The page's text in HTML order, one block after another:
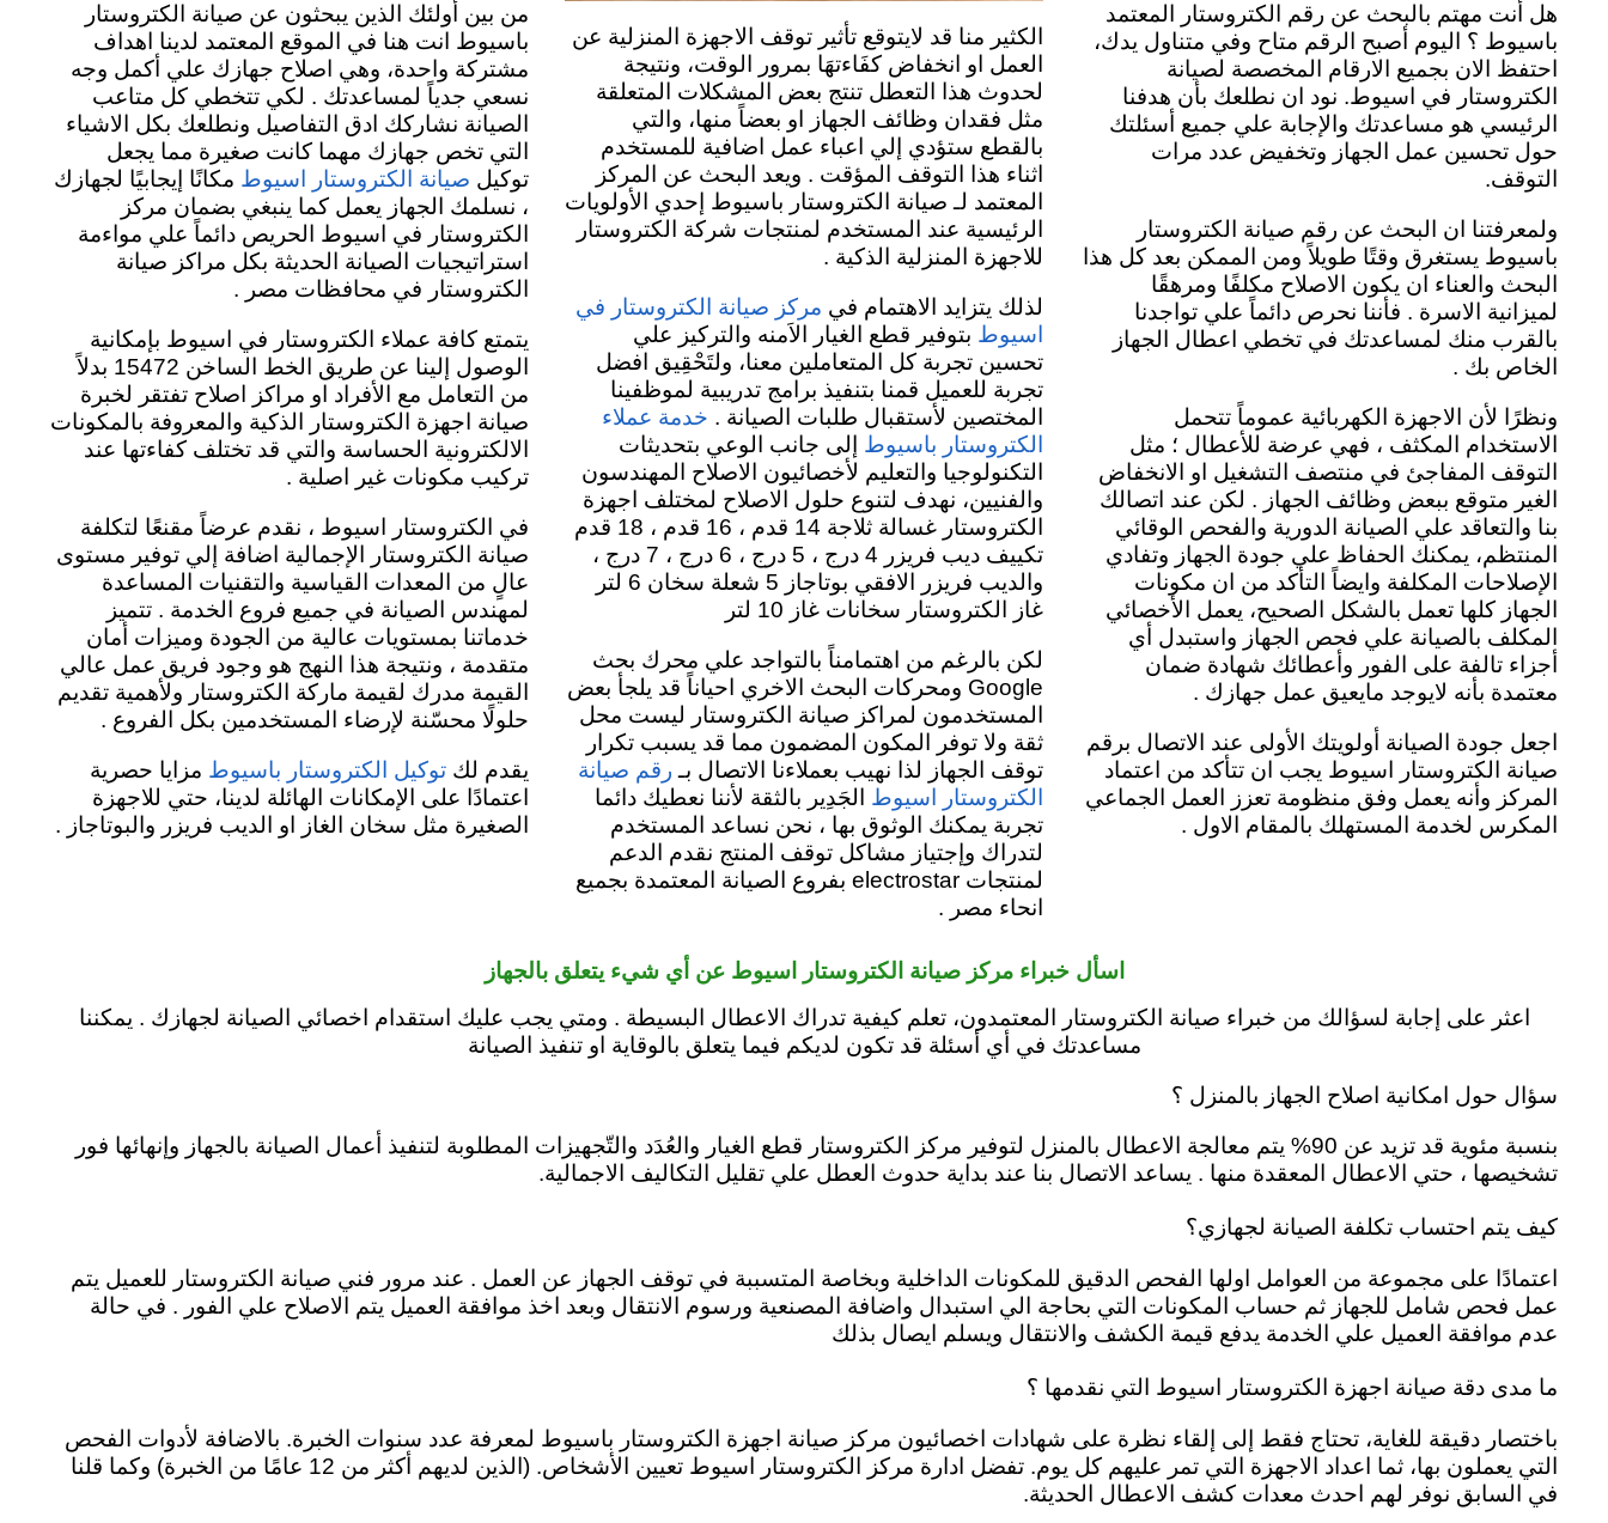
من بين أولئك الذين يبحثون عن صيانة الكتروستار
باسيوط انت هنا في الموقع المعتمد لدينا اهداف
مشتركة واحدة، وهي اصلاح جهازك علي أكمل وجه
نسعي جدياً لمساعدتك . لكي تتخطي كل متاعب
الصيانة نشاركك ادق التفاصيل ونطلعك بكل الاشياء
التي تخص جهازك مهما كانت صغيرة مما يجعل
توكيل صيانة الكتروستار اسيوط مكانًا إيجابيًا لجهازك
، نسلمك الجهاز يعمل كما ينبغي بضمان مركز
الكتروستار في اسيوط الحريص دائماً علي مواءمة
استراتيجيات الصيانة الحديثة بكل مراكز صيانة
الكتروستار في محافظات مصر .
يتمتع كافة عملاء الكتروستار في اسيوط بإمكانية
الوصول إلينا عن طريق الخط الساخن 15472 بدلاً
من التعامل مع الأفراد او مراكز اصلاح تفتقر لخبرة
صيانة اجهزة الكتروستار الذكية والمعروفة بالمكونات
الالكترونية الحساسة والتي قد تختلف كفاءتها عند
تركيب مكونات غير اصلية .
في الكتروستار اسيوط ، نقدم عرضاً مقنعًا لتكلفة
صيانة الكتروستار الإجمالية اضافة إلي توفير مستوى
عالٍ من المعدات القياسية والتقنيات المساعدة
لمهندس الصيانة في جميع فروع الخدمة . تتميز
خدماتنا بمستويات عالية من الجودة وميزات أمان
متقدمة ، ونتيجة هذا النهج هو وجود فريق عمل عالي
القيمة مدرك لقيمة ماركة الكتروستار ولأهمية تقديم
حلولًا محسّنة لإرضاء المستخدمين بكل الفروع .
يقدم لك توكيل الكتروستار باسيوط مزايا حصرية
اعتمادًا على الإمكانات الهائلة لدينا، حتي للاجهزة
الصغيرة مثل سخان الغاز او الديب فريزر والبوتاجاز .
الكثير منا قد لايتوقع تأثير توقف الاجهزة المنزلية عن
العمل او انخفاض كفَاءتهَا بمرور الوقت، ونتيجة
لحدوث هذا التعطل تنتج بعض المشكلات المتعلقة
مثل فقدان وظائف الجهاز او بعضاً منها، والتي
بالقطع ستؤدي إلي اعباء عمل اضافية للمستخدم
اثناء هذا التوقف المؤقت . ويعد البحث عن المركز
المعتمد لـ صيانة الكتروستار باسيوط إحدي الأولويات
الرئيسية عند المستخدم لمنتجات شركة الكتروستار
للاجهزة المنزلية الذكية .
لذلك يتزايد الاهتمام في مركز صيانة الكتروستار في
اسيوط بتوفير قطع الغيار الاَمنه والتركيز علي
تحسين تجربة كل المتعاملين معنا، ولتَحْقِيق افضل
تجربة للعميل قمنا بتنفيذ برامج تدريبية لموظفينا
المختصين لأستقبال طلبات الصيانة . خدمة عملاء
الكتروستار باسيوط
إلى جانب الوعي بتحديثات
التكنولوجيا والتعليم لأخصائيون الاصلاح المهندسون
والفنيين، نهدف لتنوع حلول الاصلاح لمختلف اجهزة
الكتروستار غسالة ثلاجة 14 قدم ، 16 قدم ، 18 قدم
تكييف ديب فريزر 4 درج ، 5 درج ، 6 درج ، 7 درج ،
والديب فريزر الافقي بوتاجاز 5 شعلة سخان 6 لتر
غاز الكتروستار سخانات غاز 10 لتر
لكن بالرغم من اهتمامناً بالتواجد علي محرك بحث
Google ومحركات البحث الاخري احياناً قد يلجأ بعض
المستخدمون لمراكز صيانة الكتروستار ليست محل
ثقة ولا توفر المكون المضمون مما قد يسبب تكرار
توقف الجهاز لذا نهيب بعملاءنا الاتصال بـ رقم صيانة
الكتروستار اسيوط
الجَدِير بالثقة لأننا نعطيك دائما
تجربة يمكنك الوثوق بها ، نحن نساعد المستخدم
لتدراك وإجتياز مشاكل توقف المنتج نقدم
الدعم
لمنتجات electrostar بفروع الصيانة المعتمدة بجميع
انحاء مصر .
هل أنت مهتم بالبحث عن رقم الكتروستار المعتمد
باسيوط ؟ اليوم أصبح الرقم متاح وفي متناول يدك،
احتفظ الان بجميع الارقام المخصصة لصيانة
الكتروستار في اسيوط. نود ان نطلعك بأن هدفنا
الرئيسي هو مساعدتك والإجابة علي جميع أسئلتك
حول تحسين عمل الجهاز وتخفيض عدد مرات
التوقف.
ولمعرفتنا ان البحث عن رقم صيانة الكتروستار
باسيوط يستغرق وقتًا طويلاً ومن الممكن بعد كل هذا
البحث والعناء ان يكون الاصلاح مكلفًا ومرهقًا
لميزانية الاسرة . فأننا نحرص دائماً علي تواجدنا
بالقرب منك لمساعدتك في تخطي اعطال الجهاز
الخاص بك .
ونظرًا لأن الاجهزة الكهربائية عموماً تتحمل
الاستخدام المكثف ، فهي عرضة للأعطال ؛ مثل
التوقف المفاجئ في منتصف التشغيل او الانخفاض
الغير متوقع ببعض وظائف الجهاز . لكن عند اتصالك
بنا والتعاقد علي الصيانة الدورية والفحص الوقائي
المنتظم، يمكنك الحفاظ علي جودة الجهاز وتفادي
الإصلاحات المكلفة وايضاً التأكد من ان مكونات
الجهاز كلها تعمل بالشكل الصحيح، يعمل الأخصائي
المكلف بالصيانة علي فحص الجهاز واستبدل أي
أجزاء تالفة على الفور وأعطائك شهادة ضمان
معتمدة بأنه لايوجد مايعيق عمل جهازك .
اجعل جودة الصيانة أولويتك الأولى عند الاتصال برقم
صيانة الكتروستار اسيوط يجب ان تتأكد من اعتماد
المركز وأنه يعمل وفق منظومة تعزز العمل الجماعي
المكرس لخدمة المستهلك بالمقام الاول .
اسأل خبراء مركز صيانة الكتروستار اسيوط عن أي شيء يتعلق بالجهاز
اعثر على إجابة لسؤالك من خبراء صيانة الكتروستار المعتمدون، تعلم كيفية تدراك الاعطال البسيطة . ومتي يجب عليك استقدام اخصائي الصيانة لجهازك . يمكننا
مساعدتك في أي أسئلة قد تكون لديكم فيما يتعلق بالوقاية او تنفيذ الصيانة
سؤال حول امكانية اصلاح الجهاز بالمنزل ؟
بنسبة مئوية قد تزيد عن 90% يتم معالجة الاعطال بالمنزل لتوفير مركز الكتروستار قطع الغيار والعُدَد والتّجهيزات المطلوبة لتنفيذ أعمال الصيانة بالجهاز
وإنهائها فور
تشخيصها ، حتي الاعطال المعقدة منها . يساعد الاتصال بنا عند بداية حدوث العطل علي تقليل التكاليف الاجمالية.
كيف يتم احتساب تكلفة الصيانة لجهازي؟
اعتمادًا على مجموعة من العوامل اولها الفحص الدقيق للمكونات الداخلية وبخاصة المتسببة في توقف الجهاز عن العمل . عند مرور فني صيانة الكتروستار للعميل يتم
عمل فحص شامل للجهاز ثم حساب المكونات التي بحاجة الي استبدال واضافة المصنعية ورسوم الانتقال وبعد اخذ موافقة العميل يتم الاصلاح علي الفور . في حالة
عدم موافقة العميل علي الخدمة يدفع قيمة الكشف والانتقال ويسلم ايصال بذلك
ما مدى دقة صيانة اجهزة الكتروستار اسيوط التي نقدمها ؟
باختصار دقيقة للغاية، تحتاج فقط إلى إلقاء نظرة على شهادات اخصائيون مركز صيانة اجهزة الكتروستار باسيوط لمعرفة عدد سنوات الخبرة. بالاضافة لأدوات الفحص
التي يعملون بها، ثما اعداد الاجهزة التي تمر عليهم كل يوم. تفضل ادارة مركز الكتروستار اسيوط تعيين الأشخاص. (الذين لديهم أكثر من 12 عامًا من الخبرة) وكما قلنا
في السابق نوفر لهم احدث معدات كشف الاعطال الحديثة.